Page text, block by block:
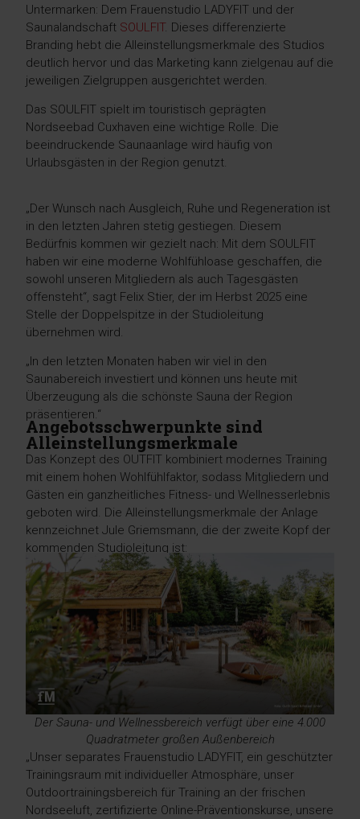
Untermarken: Dem Frauenstudio LADYFIT und der
Saunalandschaft SOULFIT. Dieses differenzierte
Branding hebt die Alleinstellungsmerkmale des Studios
deutlich hervor und das Marketing kann zielgenau auf die
jeweiligen Zielgruppen ausgerichtet werden.
Das SOULFIT spielt im touristisch geprägten
Nordseebad Cuxhaven eine wichtige Rolle. Die
beeindruckende Saunaanlage wird häufig von
Urlaubsgästen in der Region genutzt.
„Der Wunsch nach Ausgleich, Ruhe und Regeneration ist
in den letzten Jahren stetig gestiegen. Diesem
Bedürfnis kommen wir gezielt nach: Mit dem SOULFIT
haben wir eine moderne Wohlfühloase geschaffen, die
sowohl unseren Mitgliedern als auch Tagesgästen
offensteht“, sagt Felix Stier, der im Herbst 2025 eine
Stelle der Doppelspitze in der Studioleitung
übernehmen wird.
„In den letzten Monaten haben wir viel in den
Saunabereich investiert und können uns heute mit
Überzeugung als die schönste Sauna der Region
präsentieren.“
Angebotsschwerpunkte sind
Alleinstellungsmerkmale
Das Konzept des OUTFIT kombiniert modernes Training
mit einem hohen Wohlfühlfaktor, sodass Mitgliedern und
Gästen ein ganzheitliches Fitness- und Wellnesserlebnis
geboten wird. Die Alleinstellungsmerkmale der Anlage
kennzeichnet Jule Griemsmann, die der zweite Kopf der
kommenden Studioleitung ist:
Der Sauna- und Wellnessbereich verfügt über eine 4.000
Quadratmeter großen Außenbereich
„Unser separates Frauenstudio LADYFIT, ein geschützter
Trainingsraum mit individueller Atmosphäre, unser
Outdoortrainingsbereich für Training an der frischen
Nordseeluft, zertifizierte Online-Präventionskurse, unsere